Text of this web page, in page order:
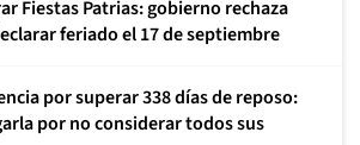
Fiestas Patrias: gobierno rechaza
feriado el 17 de septiembre
por superar 338 días de reposo:
por no considerar todos sus